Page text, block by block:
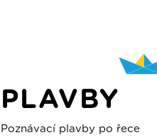
PLAVBY
Poznávací plavby po řece